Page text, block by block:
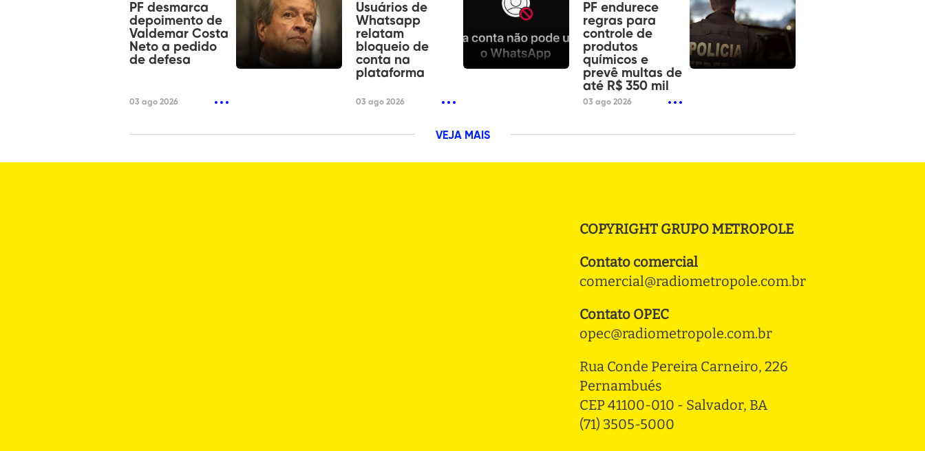
PF desmarca
depoimento de
Valdemar Costa
Neto a pedido
de defesa
03 ago 2026
Usuários de
Whatsapp
relatam
bloqueio de
conta na
plataforma
03 ago 2026
PF endurece
regras para
controle de
produtos
químicos e
prevê multas de
até R$ 350 mil
03 ago 2026
VEJA MAIS
COPYRIGHT GRUPO METROPOLE
Contato comercial
comercial@radiometropole.com.br
Contato OPEC
opec@radiometropole.com.br
Rua Conde Pereira Carneiro, 226
Pernambués
CEP 41100-010 - Salvador, BA
(71) 3505-5000